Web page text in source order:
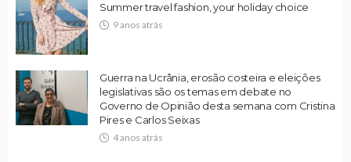
Summer travel fashion, your holiday choice
9 anos atrás
Guerra na Ucrânia, erosão costeira e eleições
legislativas são os temas em debate no
Governo de Opinião desta semana com Cristina
Pires e Carlos Seixas
4 anos atrás